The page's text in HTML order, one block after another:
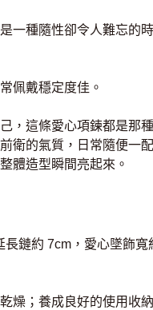
一種隨性卻令人難忘的
佩戴穩定度佳。
，這條愛心項鍊都是那
衛的氣質，日常隨便一
體造型瞬間亮起來。
長鏈約 7cm，愛心墜飾寬
燥；養成良好的使用收